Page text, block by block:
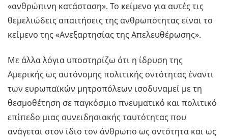
«ανθρώπινη κατάσταση». Το κείμενο για αυτές τις
θεμελιώδεις απαιτήσεις της ανθρωπότητας είναι το
κείμενο της «Ανεξαρτησίας της Απελευθέρωσης».
Με άλλα λόγια υποστηρίζω ότι η ίδρυση της
Αμερικής ως αυτόνομης πολιτικής οντότητας έναντι
των ευρωπαϊκών μητροπόλεων ισοδυναμεί με τη
θεσμοθέτηση σε παγκόσμιο πνευματικό και πολιτικό
επίπεδο μιας συνειδησιακής ταυτότητας που
ανάγεται στον ίδιο τον άνθρωπο ως οντότητα και ως